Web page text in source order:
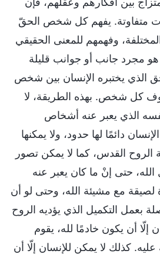
متفاوتة. يفهم كل شخص الحقّ
وفهمهم للمعنى الحقيقي
مجرد جانب أو جوانب قليلة
الذي يختبره الإنسان بين شخص
كل شخص. بهذه الطريقة، لا
الذي يعبر عنه أشخاص
دائمًا لها حدود، ولا يمكنها
الروح القدس، كما لا يمكن تصور
حتى إنْ ما كان يعبر عنه
لصيقة مع مشيئة الله، وحتى لو أن
بعمل التكميل الذي يؤديه الروح
إلّا أن يكون خادمًا لله، يقوم
عليه. كذلك لا يمكن للإنسان إلّا أن